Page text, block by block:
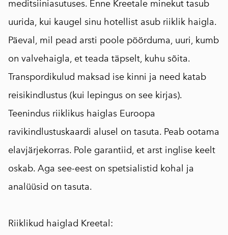
meditsiiniasutuses. Enne Kreetale minekut tasub
uurida, kui kaugel sinu hotellist asub riiklik haigla.
Päeval, mil pead arsti poole pöörduma, uuri, kumb
on valvehaigla, et teada täpselt, kuhu sõita.
Transpordikulud maksad ise kinni ja need katab
reisikindlustus (kui lepingus on see kirjas).
Teenindus riiklikus haiglas Euroopa
ravikindlustuskaardi alusel on tasuta. Peab ootama
elavjärjekorras. Pole garantiid, et arst inglise keelt
oskab. Aga see-eest on spetsialistid kohal ja
analüüsid on tasuta.
Riiklikud haiglad Kreetal: